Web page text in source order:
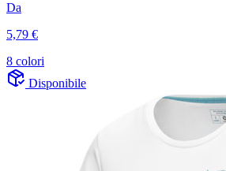
Da
5,79 €
8 colori
Disponibile